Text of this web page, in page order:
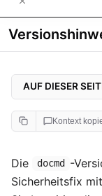
Kontext
Die docmd
-
Sicherheitsfix
AUF DIESER
🛡️ Sicherheit
🌐 i18n -
⚡ i18n - Build-